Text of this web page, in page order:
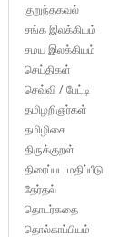
குறுந்தகவல்
சங்க இலக்கியம்
சமய இலக்கியம்
செய்திகள்
செவ்வி / பேட்டி
தமிழறிஞர்கள்
தமிழிசை
திருக்குறள்
திரைப்பட மதிப்பீடு
தேர்தல்
தொடர்கதை
தொல்காப்பியம்